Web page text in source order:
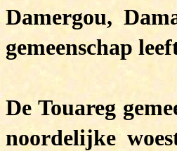
Damergou,
gemeenschap
De Touareg
noordelijke